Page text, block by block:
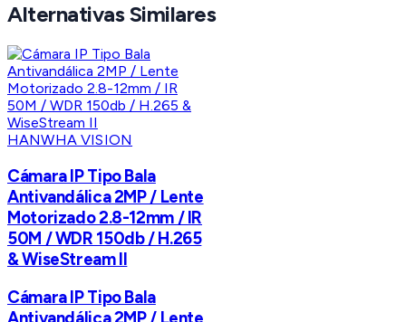
Alternativas Similares
HANWHA VISION
Cámara IP Tipo Bala
Antivandálica 2MP / Lente
Motorizado 2.8-12mm / IR
50M / WDR 150db / H.265
& WiseStream II
Cámara IP Tipo Bala
Antivandálica 2MP / Lente